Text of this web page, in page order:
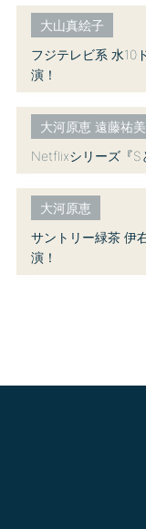
大山真絵子
フジテレビ系 水10
演！
大河原恵 遠藤祐美
Netflixシリーズ『S
大河原恵
サントリー緑茶 伊
演！